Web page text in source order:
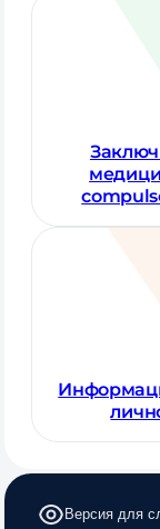
Версия для